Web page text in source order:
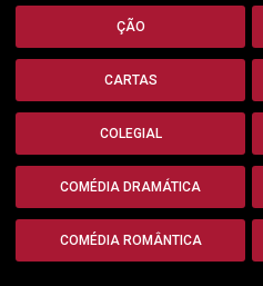
ÇÃO
CARTAS
COLEGIAL
COMÉDIA DRAMÁTICA
COMÉDIA ROMÂNTICA